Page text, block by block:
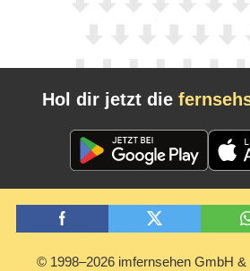
Hol dir jetzt die
© 1998–2026 imfernsehen GmbH &